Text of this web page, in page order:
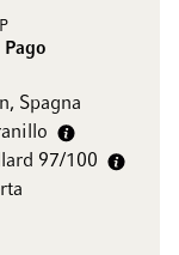
Pago
Spagna
97/100